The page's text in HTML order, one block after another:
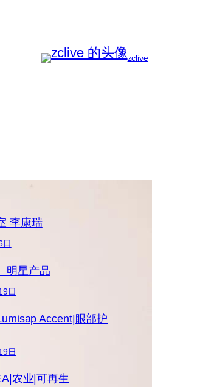
zclive
李康瑞
日
明星产品
日
Accent|眼部护
日
农业|可再生